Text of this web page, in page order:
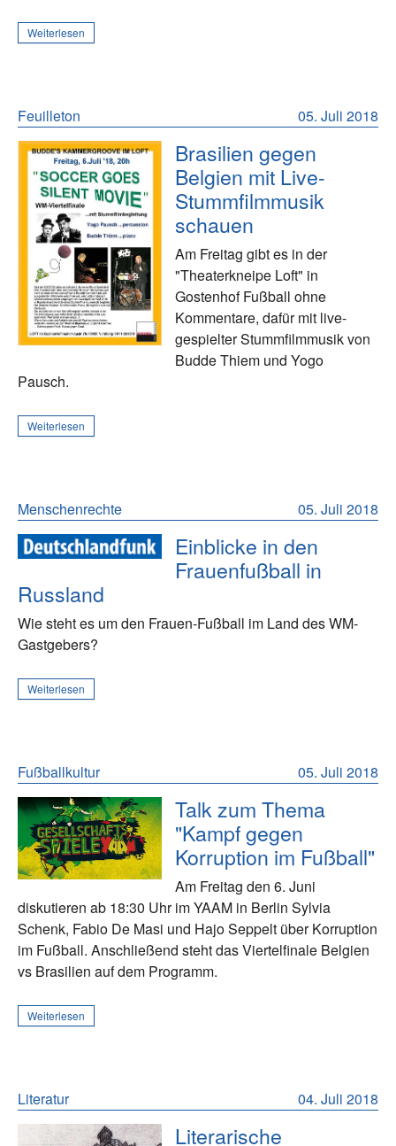
Weiterlesen
05. Juli 2018
Feuilleton
Brasilien gegen
Belgien mit Live-
Stummfilmmusik
schauen
Am Freitag gibt es in der
"Theaterkneipe Loft" in
Gostenhof Fußball ohne
Kommentare, dafür mit live-
gespielter Stummfilmmusik von
Budde Thiem und Yogo
Pausch.
Weiterlesen
05. Juli 2018
Menschenrechte
Einblicke in den
Frauenfußball in
Russland
Wie steht es um den Frauen-Fußball im Land des WM-
Gastgebers?
Weiterlesen
05. Juli 2018
Fußballkultur
Talk zum Thema
"Kampf gegen
Korruption im Fußball"
Am Freitag den 6. Juni
diskutieren ab 18:30 Uhr im YAAM in Berlin Sylvia
Schenk, Fabio De Masi und Hajo Seppelt über Korruption
im Fußball. Anschließend steht das Viertelfinale Belgien
vs Brasilien auf dem Programm.
Weiterlesen
04. Juli 2018
Literatur
Literarische